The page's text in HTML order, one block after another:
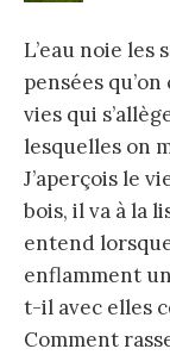
L’eau noie les
pensées
vies qui
lesquelles on
J’aperçois le
bois, il va à la
entend
enflamment
t-il avec elles
Comment